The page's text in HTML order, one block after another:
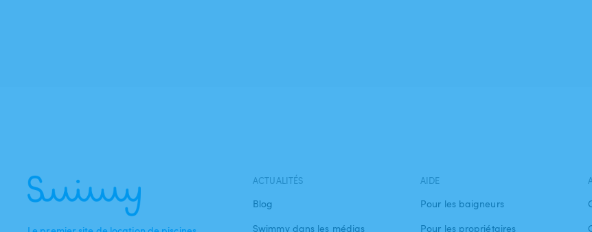
ACTUALITÉS
Blog
Swimmy dans les médias
AIDE
Pour les baigneurs
Pour les propriétaires